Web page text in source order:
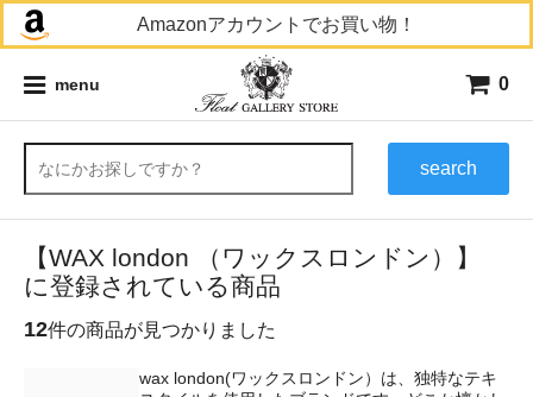
Amazonアカウントでお買い物！
menu 0
search
【WAX london （ワックスロンドン）】
に登録されている商品
12件の商品が見つかりました
wax london(ワックスロンドン）は、独特なテキ